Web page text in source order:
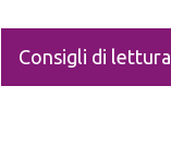
Consigli di lettura